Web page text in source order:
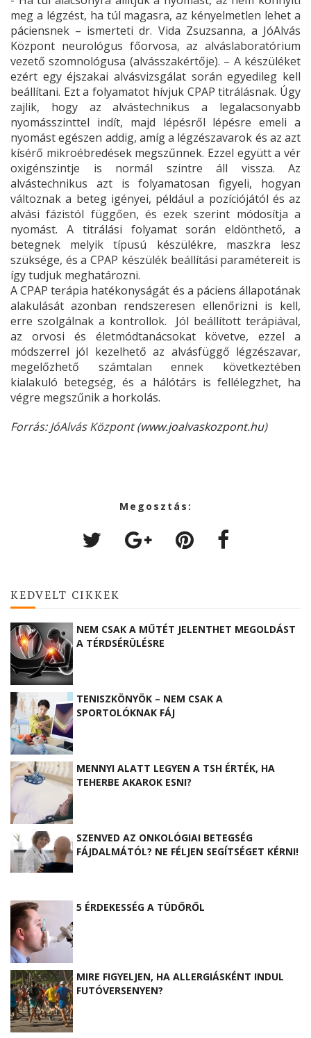
meg a légzést, ha túl magasra, az kényelmetlen lehet a
páciensnek – ismerteti dr. Vida Zsuzsanna, a JóAlvás
Központ neurológus főorvosa, az alváslaboratórium
vezető szomnológusa (alvásszakértője). – A készüléket
ezért egy éjszakai alvásvizsgálat során egyedileg kell
beállítani. Ezt a folyamatot hívjuk CPAP titrálásnak. Úgy
zajlik, hogy az alvástechnikus a legalacsonyabb
nyomásszinttel indít, majd lépésről lépésre emeli a
nyomást egészen addig, amíg a légzészavarok és az azt
kísérő mikroébredések megszűnnek. Ezzel együtt a vér
oxigénszintje is normál szintre áll vissza. Az
alvástechnikus azt is folyamatosan figyeli, hogyan
változnak a beteg igényei, például a pozíciójától és az
alvási fázistól függően, és ezek szerint módosítja a
nyomást. A titrálási folyamat során eldönthető, a
betegnek melyik típusú készülékre, maszkra lesz
szüksége, és a CPAP készülék beállítási paramétereit is
így tudjuk meghatározni.
A CPAP terápia hatékonyságát és a páciens állapotának
alakulását azonban rendszeresen ellenőrizni is kell,
erre szolgálnak a kontrollok. Jól beállított terápiával,
az orvosi és életmódtanácsokat követve, ezzel a
módszerrel jól kezelhető az alvásfüggő légzészavar,
megelőzhető számtalan ennek következtében
kialakuló betegség, és a hálótárs is fellélegzhet, ha
végre megszűnik a horkolás.
Forrás: JóAlvás Központ (www.joalvaskozpont.hu)
Megosztás:
KEDVELT CIKKEK
NEM CSAK A MŰTÉT JELENTHET MEGOLDÁST
A TÉRDSÉRÜLÉSRE
TENISZKÖNYÖK – NEM CSAK A
SPORTOLÓKNAK FÁJ
MENNYI ALATT LEGYEN A TSH ÉRTÉK, HA
TEHERBE AKAROK ESNI?
SZENVED AZ ONKOLÓGIAI BETEGSÉG
FÁJDALMÁTÓL? NE FÉLJEN SEGÍTSÉGET KÉRNI!
5 ÉRDEKESSÉG A TÜDŐRŐL
MIRE FIGYELJEN, HA ALLERGIÁSKÉNT INDUL
FUTÓVERSENYEN?